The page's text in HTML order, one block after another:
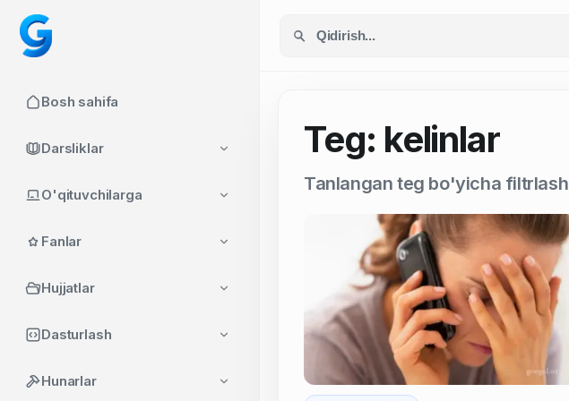
Bosh sahifa
Darsliklar
O'qituvchilarga
Fanlar
Hujjatlar
Dasturlash
Hunarlar
Teg: kelinlar
Tanlangan teg bo'yicha filtrlash